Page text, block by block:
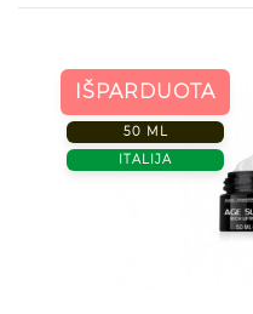
IŠPARDUOTA
50 ML
ITALIJA